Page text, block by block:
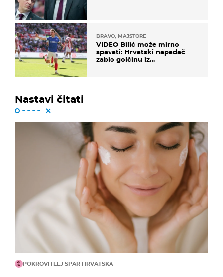
BRAVO, MAJSTORE
VIDEO Bilić može mirno
spavati: Hrvatski napadač
zabio golčinu iz
Nastavi čitati
POKROVITELJ SPAR HRVATSKA